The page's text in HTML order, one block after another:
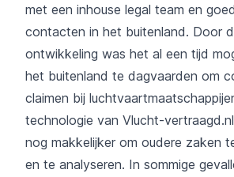
met een inhouse legal team en
contacten in het buitenland. Door
ontwikkeling was het al een tijd
het buitenland te dagvaarden om
claimen bij
technologie van Vlucht-
nog makkelijker om oudere zaken
en te analyseren. In sommige